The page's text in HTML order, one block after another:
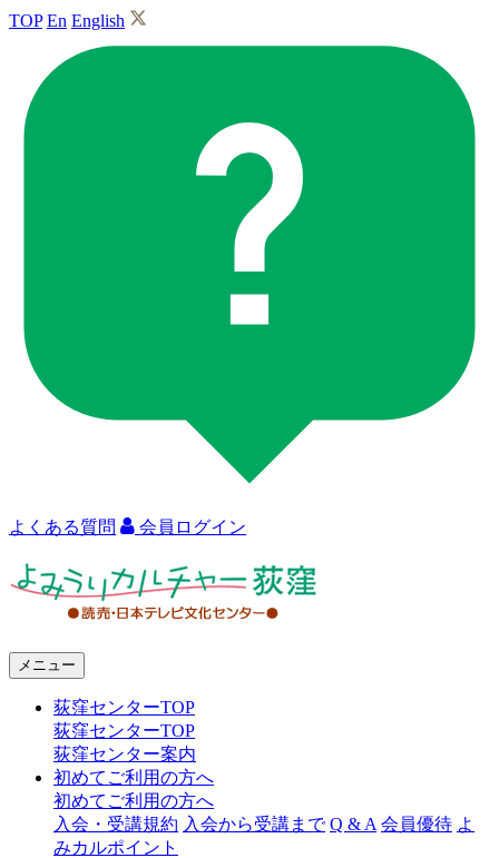
TOP En English
よくある質問 会員ログイン
ャ
メニュー
荻窪センターTOP
荻窪センターTOP
荻窪センター案内
初めてご利用の方へ
初めてご利用の方へ
入会・受講規約 入会から受講まで Q & A 会員優待 よ
みカルポイント